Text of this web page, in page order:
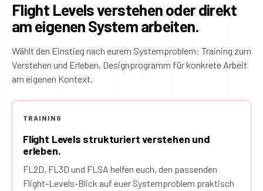
Flight Levels verstehen oder direkt
am eigenen System arbeiten.
Wählt den Einstieg nach eurem Systemproblem: Training zum
Verstehen und Erleben, Designprogramm für konkrete Arbeit
am eigenen Kontext.
TRAINING
Flight Levels strukturiert verstehen und
erleben.
FL2D, FL3D und FLSA helfen euch, den passenden
Flight-Levels-Blick auf euer Systemproblem praktisch